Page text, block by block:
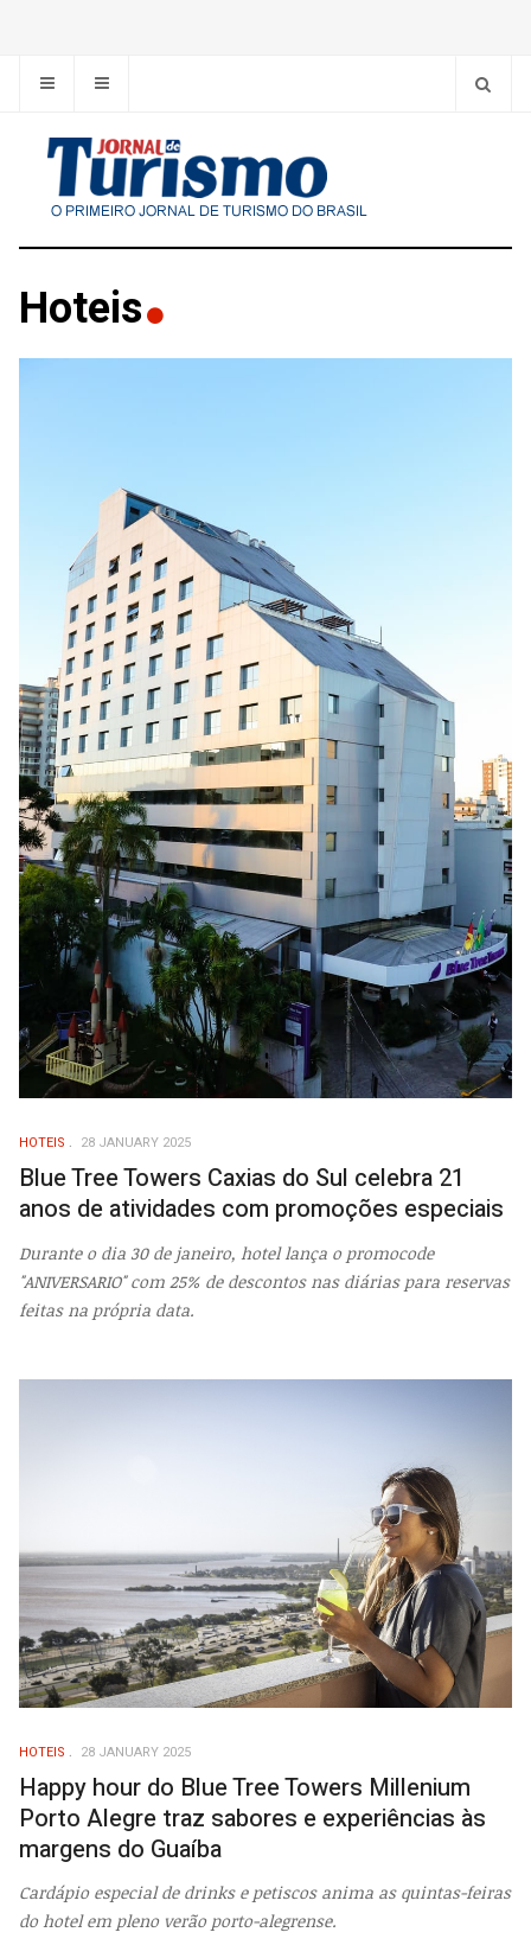
Hoteis
HOTEIS 28 JANUARY 2025
Blue Tree Towers Caxias do Sul celebra 21
anos de atividades com promoções especiais
Durante o dia 30 de janeiro, hotel lança o promocode
"ANIVERSARIO" com 25% de descontos nas diárias para reservas
feitas na própria data.
HOTEIS 28 JANUARY 2025
Happy hour do Blue Tree Towers Millenium
Porto Alegre traz sabores e experiências às
margens do Guaíba
Cardápio especial de drinks e petiscos anima as quintas-feiras
do hotel em pleno verão porto-alegrense.